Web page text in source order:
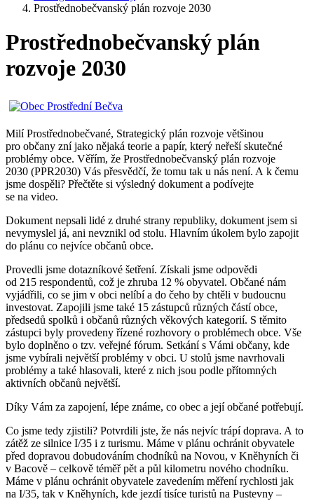
Prostřednobečvanský plán rozvoje 2030
Prostřednobečvanský plán
rozvoje 2030
Milí Prostřednobečvané, Strategický plán rozvoje většinou
pro občany zní jako nějaká teorie a papír, který neřeší skutečné
problémy obce. Věřím, že Prostřednobečvanský plán rozvoje
2030 (PPR2030) Vás přesvědčí, že tomu tak u nás není. A k čemu
jsme dospěli? Přečtěte si výsledný dokument a podívejte
se na video.
Dokument nepsali lidé z druhé strany republiky, dokument jsem si
nevymyslel já, ani nevznikl od stolu. Hlavním úkolem bylo zapojit
do plánu co nejvíce občanů obce.
Provedli jsme dotazníkové šetření. Získali jsme odpovědi
od 215 respondentů, což je zhruba 12 % obyvatel. Občané nám
vyjádřili, co se jim v obci nelíbí a do čeho by chtěli v budoucnu
investovat. Zapojili jsme také 15 zástupců různých částí obce,
předsedů spolků i občanů různých věkových kategorií. S těmito
zástupci byly provedeny řízené rozhovory o problémech obce. Vše
bylo doplněno o tzv. veřejné fórum. Setkání s Vámi občany, kde
jsme vybírali největší problémy v obci. U stolů jsme navrhovali
problémy a také hlasovali, které z nich jsou podle přítomných
aktivních občanů největší.
Díky Vám za zapojení, lépe známe, co obec a její občané potřebují.
Co jsme tedy zjistili? Potvrdili jste, že nás nejvíc trápí doprava. A to
zátěž ze silnice I/35 i z turismu. Máme v plánu ochránit obyvatele
před dopravou dobudováním chodníků na Novou, v Kněhyních či
v Bacově – celkově téměř pět a půl kilometru nového chodníku.
Máme v plánu ochránit obyvatele zavedením měření rychlosti jak
na I/35, tak v Kněhyních, kde jezdí tisíce turistů na Pustevny –